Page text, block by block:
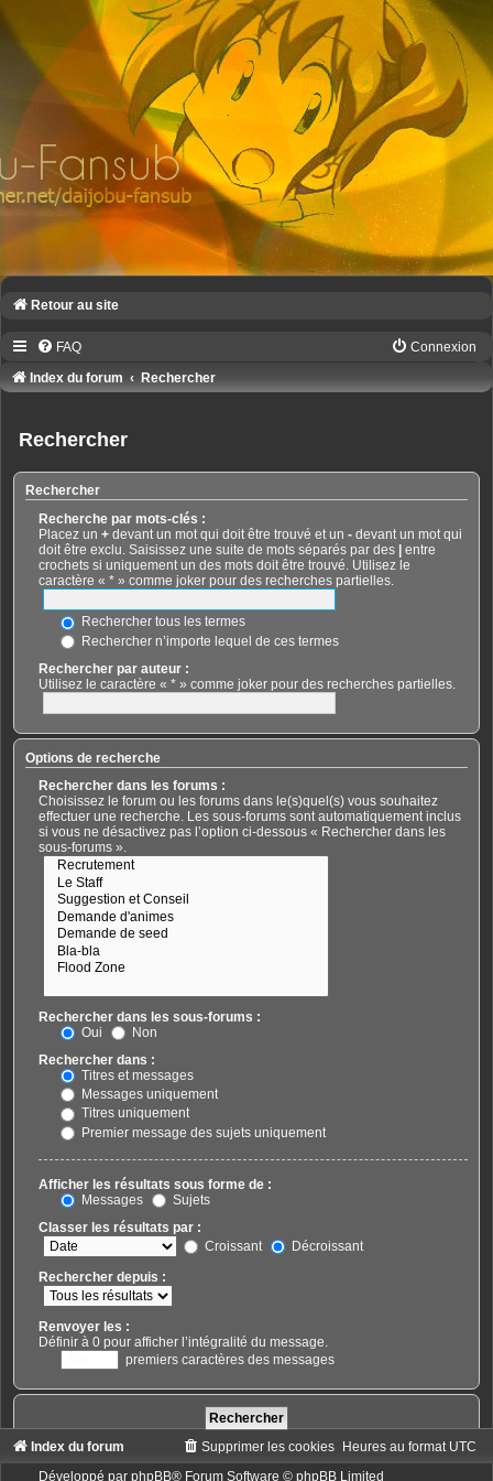
Retour au site
FAQ
Connexion
Index du forum
Rechercher
Rechercher
Rechercher
Recherche par mots-clés :
Placez un + devant un mot qui doit être trouvé et un - devant un mot qui
doit être exclu. Saisissez une suite de mots séparés par des
entre
crochets si uniquement un des mots doit être trouvé. Utilisez le
caractère « * » comme joker pour des recherches partielles.
Rechercher tous les termes
Rechercher n’importe lequel de ces termes
Rechercher par auteur :
Utilisez le caractère « * » comme joker pour des recherches partielles.
Options de recherche
Rechercher dans les forums :
Choisissez le forum ou les forums dans le(s)quel(s) vous souhaitez
effectuer une recherche. Les sous-forums sont automatiquement inclus
si vous ne désactivez pas l’option ci-dessous « Rechercher dans les
sous-forums ».
Rechercher dans les sous-forums :
Oui
Non
Rechercher dans :
Titres et messages
Messages uniquement
Titres uniquement
Premier message des sujets uniquement
Afficher les résultats sous forme de :
Messages
Sujets
Classer les résultats par :
Croissant
Décroissant
Rechercher depuis :
Renvoyer les :
Définir à 0 pour afficher l’intégralité du message.
premiers caractères des messages
Index du forum Heures au format UTC
Supprimer les cookies
Développé parphpBB® Forum Software © phpBB Limited